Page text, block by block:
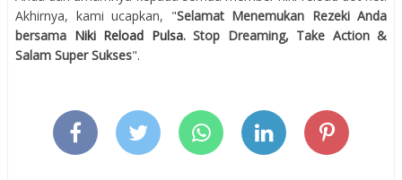
Akhirnya, kami ucapkan, "Selamat Menemukan Rezeki Anda
bersama Niki Reload Pulsa. Stop Dreaming, Take Action &
Salam Super Sukses".